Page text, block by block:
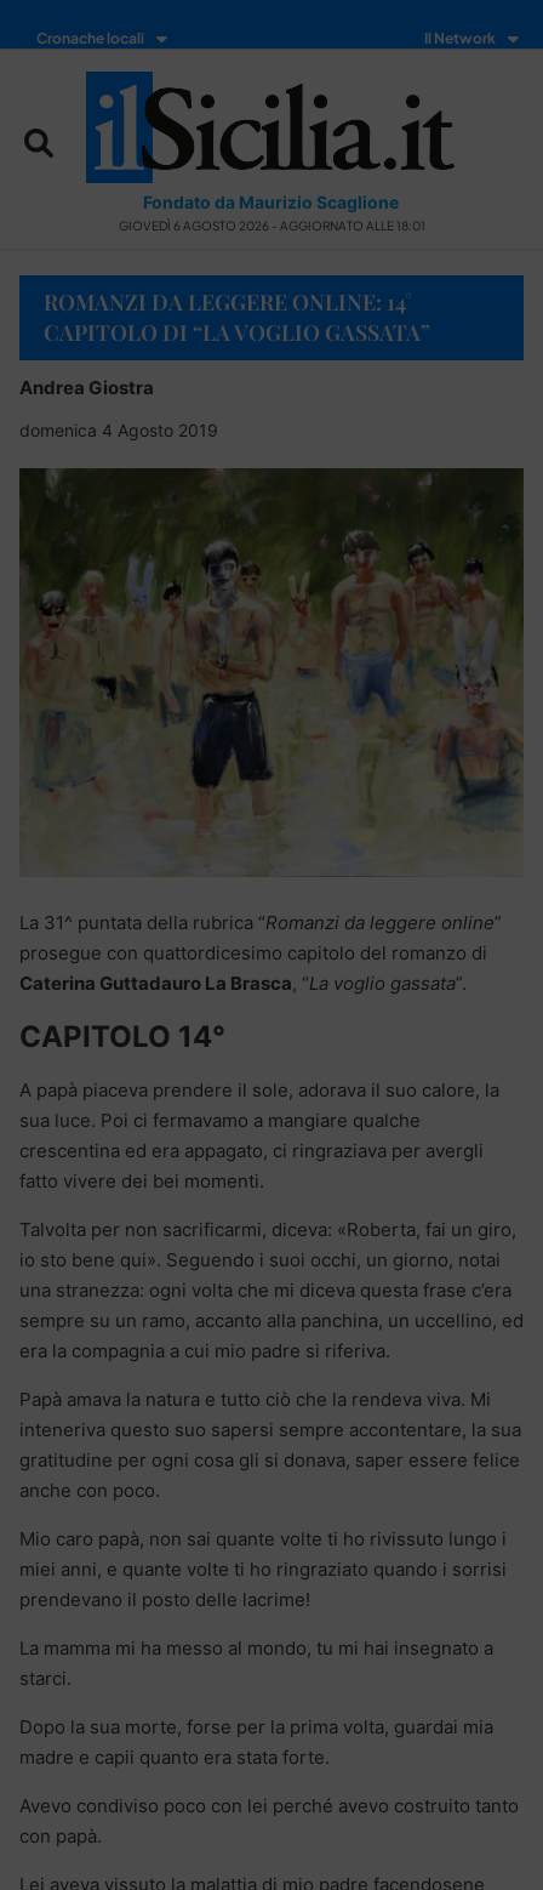
Cronache locali Il Network
Fondato da Maurizio Scaglione
GIOVEDÌ 6 AGOSTO 2026 - AGGIORNATO ALLE 18:01
ROMANZI DA LEGGERE ONLINE: 14°
CAPITOLO DI “LA VOGLIO GASSATA”
Andrea Giostra
domenica 4 Agosto 2019
La 31^ puntata della rubrica “Romanzi da leggere online”
prosegue con quattordicesimo capitolo del romanzo di
Caterina Guttadauro La Brasca, “La voglio gassata”.
CAPITOLO 14°
A papà piaceva prendere il sole, adorava il suo calore, la
sua luce. Poi ci fermavamo a mangiare qualche
crescentina ed era appagato, ci ringraziava per avergli
fatto vivere dei bei momenti.
Talvolta per non sacrificarmi, diceva: «Roberta, fai un giro,
io sto bene qui». Seguendo i suoi occhi, un giorno, notai
una stranezza: ogni volta che mi diceva questa frase c’era
sempre su un ramo, accanto alla panchina, un uccellino, ed
era la compagnia a cui mio padre si riferiva.
Papà amava la natura e tutto ciò che la rendeva viva. Mi
inteneriva questo suo sapersi sempre accontentare, la sua
gratitudine per ogni cosa gli si donava, saper essere felice
anche con poco.
Mio caro papà, non sai quante volte ti ho rivissuto lungo i
miei anni, e quante volte ti ho ringraziato quando i sorrisi
prendevano il posto delle lacrime!
La mamma mi ha messo al mondo, tu mi hai insegnato a
starci.
Dopo la sua morte, forse per la prima volta, guardai mia
madre e capii quanto era stata forte.
Avevo condiviso poco con lei perché avevo costruito tanto
con papà.
Lei aveva vissuto la malattia di mio padre facendosene